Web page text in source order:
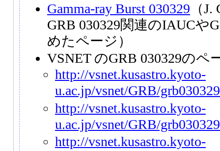
Gamma-ray Burst 030329 （
GRB 030329関連のIAUCや
めたページ）
VSNET のGRB 030329のペ
http://vsnet.kusastro.kyoto-
u.ac.jp/vsnet/GRB/
http://vsnet.kusastro.kyoto-
u.ac.jp/vsnet/GRB/
http://vsnet.kusastro.kyoto-